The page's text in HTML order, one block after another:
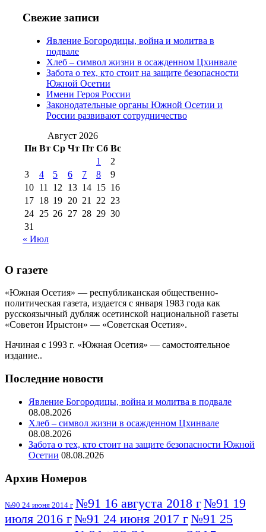
июля 2017 г
2012 г
(15)
№97 30 июля 2015 г
(15)№98 1 августа 2015 г
августа 2016 г(10)№98 5 июля 2014 г(10)
№98 8 августа 2013 г
августа 2012 г(14) №98+99 11 июля
2017 г(9)
№99 4 августа
2016 г(12) №99 8 июля 2014 г
августа 2012 г(11)
августа 2013 г
(12)
Свежие записи
Явление Богородицы, война и молитва в
подвале
Хлеб – символ жизни в осажденном Цхинвале
Забота о тех, кто стоит на защите безопасности
Южной Осетии
Имени Героя России
Законодательные органы Южной Осетии и
России развивают сотрудничество
Август 2026
Пн Вт Ср Чт Пт Сб Вс
1
2
3
4 5 6 7 8
9
10 11 12 13 14 15 16
17 18 19 20 21 22 23
24 25 26 27 28 29 30
31
« Июл
О газете
«Южная Осетия» — республиканская общественно-
политическая газета, издается с января 1983 года как
русскоязычный дубляж осетинской национальной газеты
«Советон Ирыстон» — «Советская Осетия».
Начиная с 1993 г. «Южная Осетия» — самостоятельное
издание..
Последние новости
Явление Богородицы, война и молитва в подвале
08.08.2026
Хлеб – символ жизни в осажденном Цхинвале
08.08.2026
Забота о тех, кто стоит на защите безопасности Южной
Осетии 08.08.2026
Архив Номеров
№90 24 июня 2014 г №91 16 августа 2018 г№91 19
июля 2016 г№91 24 июня 2017 г№91 25